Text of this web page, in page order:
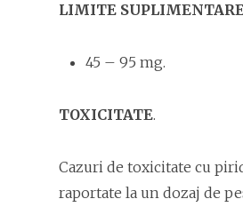
LIMITE
45 – 95 mg.
TOXICITATE.
Cazuri de toxicitate cu
raportate la un dozaj de